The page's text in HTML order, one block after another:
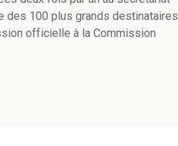
des 100 plus grands destinataires
officielle à la Commission